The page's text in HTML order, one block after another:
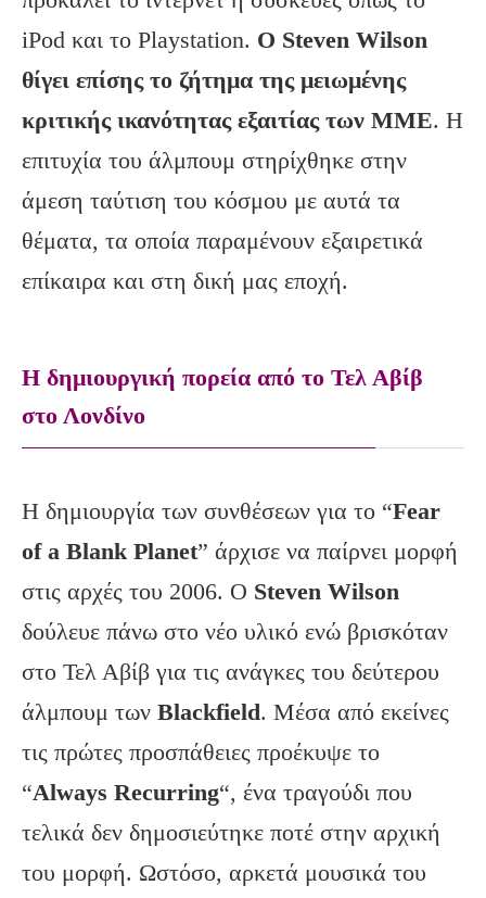
iPod και το Playstation. Ο Steven Wilson
θίγει επίσης το ζήτημα της μειωμένης
κριτικής ικανότητας εξαιτίας των ΜΜΕ. Η
επιτυχία του άλμπουμ στηρίχθηκε στην
άμεση ταύτιση του κόσμου με αυτά τα
θέματα, τα οποία παραμένουν εξαιρετικά
επίκαιρα και στη δική μας εποχή.
Η δημιουργική πορεία από το Τελ Αβίβ
στο Λονδίνο
Η δημιουργία των συνθέσεων για το “Fear
ofa BlankPlanet” άρχισε να παίρνει μορφή
στις αρχές του 2006. Ο Steven Wilson
δούλευε πάνω στο νέο υλικό ενώ βρισκόταν
στο Τελ Αβίβ για τις ανάγκες του δεύτερου
άλμπουμ των Blackfield. Μέσα από εκείνες
τις πρώτες προσπάθειες προέκυψε το
“Always Recurring“, ένα τραγούδι που
τελικά δεν δημοσιεύτηκε ποτέ στην αρχική
του μορφή. Ωστόσο, αρκετά μουσικά του